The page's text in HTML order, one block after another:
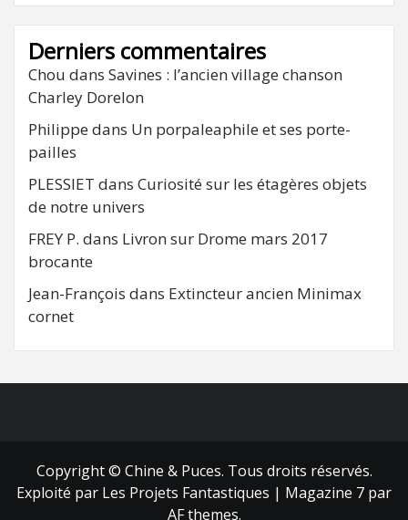
Derniers commentaires
Chou dans Savines : l’ancien village chanson
Charley Dorelon
Philippe dans Un porpaleaphile et ses porte-
pailles
PLESSIET dans Curiosité sur les étagères objets
de notre univers
FREY P. dans Livron sur Drome mars 2017
brocante
Jean-François dans Extincteur ancien Minimax
cornet
Copyright © Chine & Puces. Tous droits réservés.
Exploité par Les Projets Fantastiques | Magazine 7 par
AF themes.